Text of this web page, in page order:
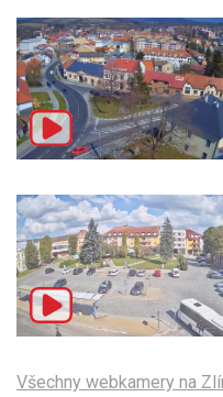
Všechny webkamery na